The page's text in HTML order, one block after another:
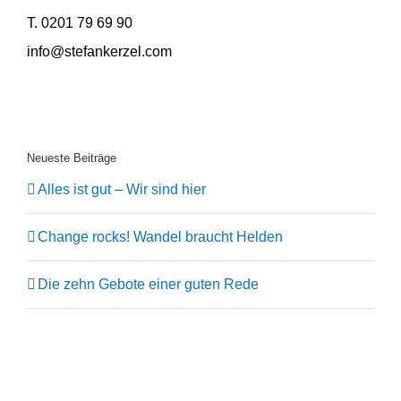
T. 0201 79 69 90
info@stefankerzel.com
Neueste Beiträge
Alles ist gut – Wir sind hier
Change rocks! Wandel braucht Helden
Die zehn Gebote einer guten Rede